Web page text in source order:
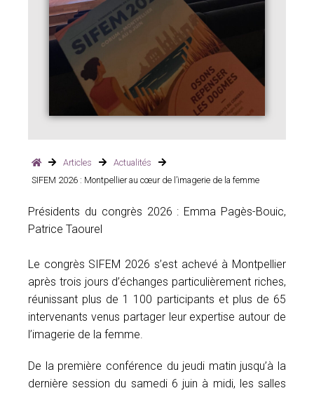
Sifem junior
News – Actus
Bourse de recherche SIFEM
Bourses SIFEM Junior – Congrès
internationaux
Cas cliniques : Sein
Adhérez à la SIFEM
Revue « Imagerie de la Femme »
Articles
Actualités
SIFEM 2026 : Montpellier au cœur de l’imagerie de la femme
Présidents du congrès 2026 : Emma Pagès-Bouic,
Patrice Taourel
Le congrès SIFEM 2026 s’est achevé à Montpellier
après trois jours d’échanges particulièrement riches,
réunissant plus de 1 100 participants et plus de 65
intervenants venus partager leur expertise autour de
l’imagerie de la femme.
De la première conférence du jeudi matin jusqu’à la
dernière session du samedi 6 juin à midi, les salles